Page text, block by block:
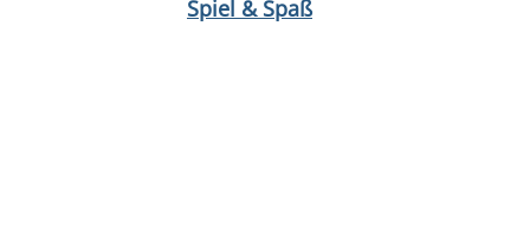
Spiel & Spaß